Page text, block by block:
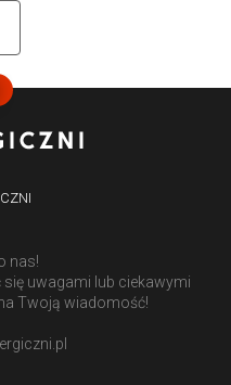
nas!
się uwagami lub ciekawymi
Twoją wiadomość!